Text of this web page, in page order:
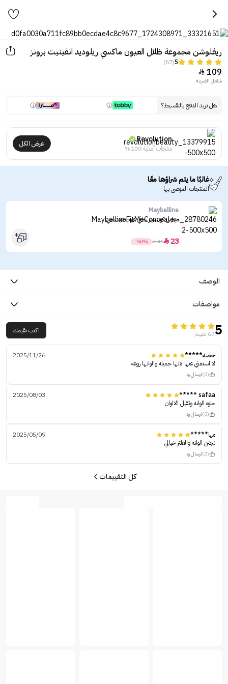
ريفلوشن مجموعة ظلال العيون ماكسي ريلوديد انفينيت برونز
5
(67)
109

شامل الضريبة
هل تريد الدفع بالتقسيط؟
Revolution
منتجات أصلية 100%
عرض الكل
غالبًا ما يتم شراؤها معًا
المنتجات الموصى بها
Maybelline
ميبلين كونسيلر خافي عيوب فيت مي
23

46

-50%
الوصف
مواصفات
567 تقييم اكتب تقيمك
حصه*****
2025/11/26
لا استغني عنها لانها جميله والوانها روعه
(0) ارسال رد
safaa *****
2025/08/03
حلوه الوانه وثقيل الالوان
(0) ارسال رد
مها*****
2025/05/09
تجنن الوانه والقلتر خيالي
(2) ارسال رد
كل التقييمات